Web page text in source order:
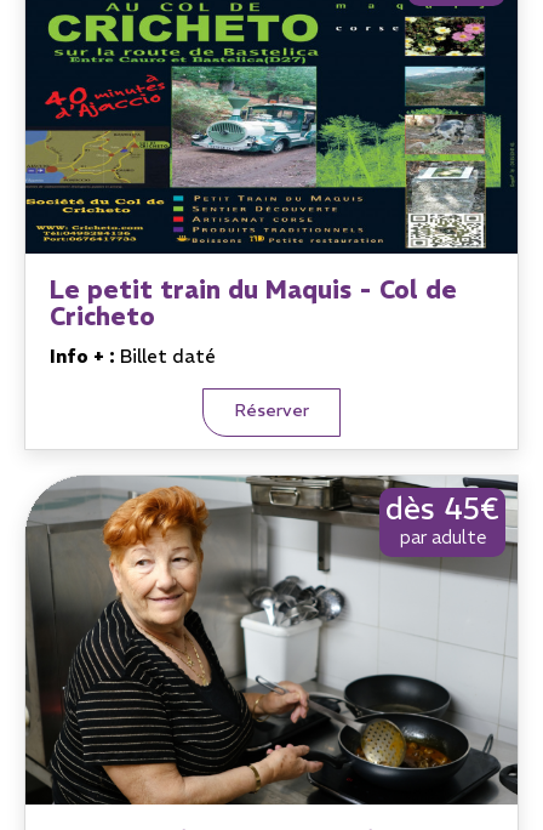
Le petit train du Maquis - Col de
Cricheto
Info + : Billet daté
Réserver
dès 45€
par adulte